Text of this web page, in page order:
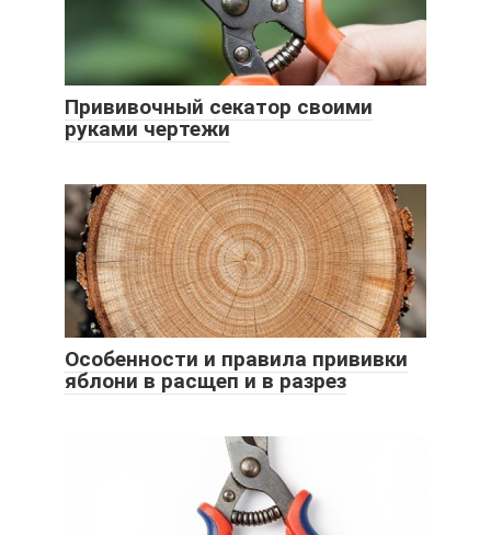
Прививочный секатор своими
руками чертежи
Особенности и правила прививки
яблони в расщеп и в разрез